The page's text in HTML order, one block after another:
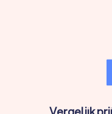
inschakelen van een
Hoegaarden meerdere
Hoegaarden beschikt
om complexe
Hoegaarden